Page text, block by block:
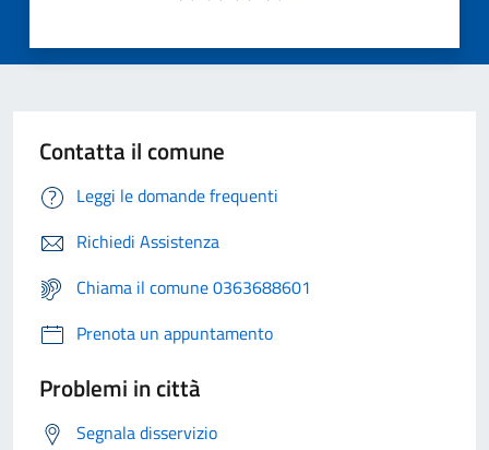
Contatta il comune
Leggi le domande frequenti
Richiedi Assistenza
Chiama il comune 0363688601
Prenota un appuntamento
Problemi in città
Segnala disservizio